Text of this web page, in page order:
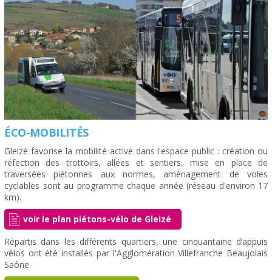
ÉCO-MOBILITÉS
Gleizé favorise la mobilité active dans l'espace public : création ou
réfection des trottoirs, allées et sentiers, mise en place de
traversées piétonnes aux normes, aménagement de voies
cyclables sont au programme chaque année (réseau d'environ 17
km).
voir le plan piétons-vélo de Gleizé
Répartis dans les différents quartiers, une cinquantaine d’appuis
vélos ont été installés par l'Agglomération Villefranche Beaujolais
Saône.